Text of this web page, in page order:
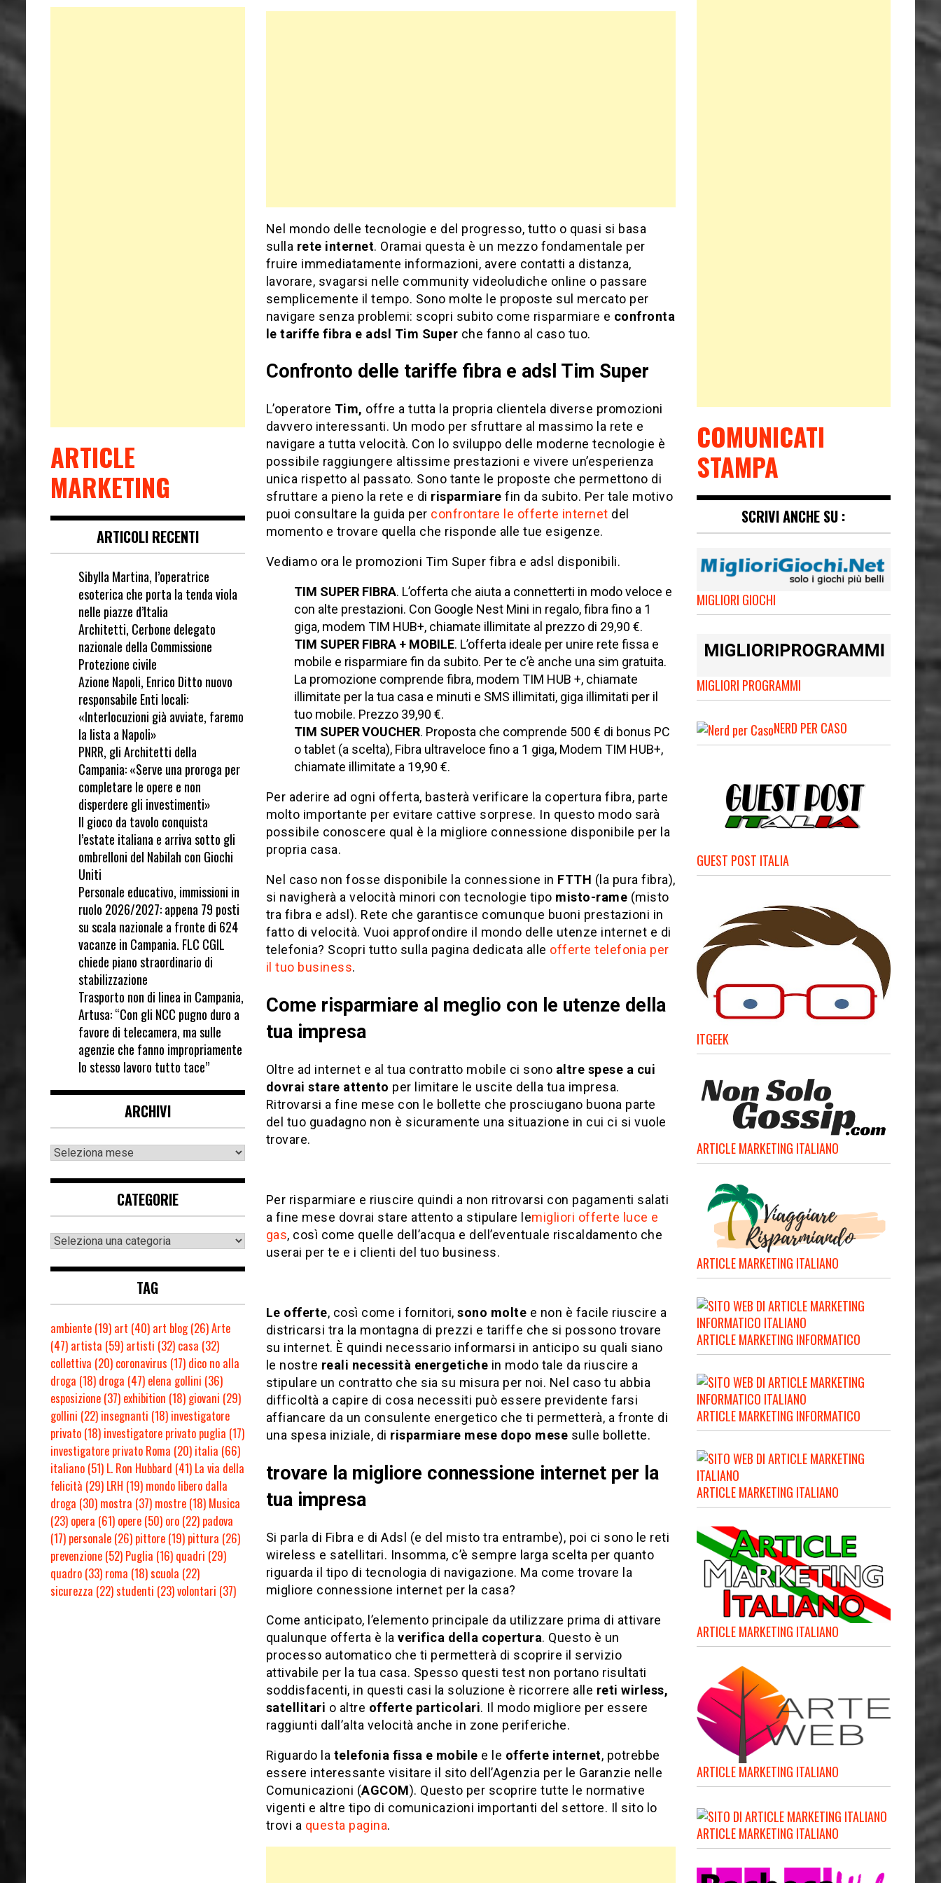
Nel mondo delle tecnologie e del progresso, tutto o quasi si basa
sulla rete internet. Oramai questa è un mezzo fondamentale per
fruire immediatamente informazioni, avere contatti a distanza,
lavorare, svagarsi nelle community videoludiche online o passare
semplicemente il tempo. Sono molte le proposte sul mercato per
navigare senza problemi: scopri subito come risparmiare e confronta
le tariffe fibra e adsl Tim Super che fanno al caso tuo.
Confronto delle tariffe fibra e adsl Tim Super
L’operatore Tim, offre a tutta la propria clientela diverse promozioni
davvero interessanti. Un modo per sfruttare al massimo la rete e
navigare a tutta velocità. Con lo sviluppo delle moderne tecnologie è
possibile raggiungere altissime prestazioni e vivere un’esperienza
unica rispetto al passato. Sono tante le proposte che permettono di
sfruttare a pieno la rete e di risparmiare fin da subito. Per tale motivo
puoi consultare la guida per confrontare le offerte internet del
momento e trovare quella che risponde alle tue esigenze.
Vediamo ora le promozioni Tim Super fibra e adsl disponibili.
TIM SUPER FIBRA. L’offerta che aiuta a connetterti in modo veloce e
con alte prestazioni. Con Google Nest Mini in regalo, fibra fino a 1
giga, modem TIM HUB+, chiamate illimitate al prezzo di 29,90 €.
TIM SUPER FIBRA + MOBILE. L’offerta ideale per unire rete fissa e
mobile e risparmiare fin da subito. Per te c’è anche una sim gratuita.
La promozione comprende fibra, modem TIM HUB +, chiamate
illimitate per la tua casa e minuti e SMS illimitati, giga illimitati per il
tuo mobile. Prezzo 39,90 €.
TIM SUPER VOUCHER. Proposta che comprende 500 € di bonus PC
o tablet (a scelta), Fibra ultraveloce fino a 1 giga, Modem TIM HUB+,
chiamate illimitate a 19,90 €.
Per aderire ad ogni offerta, basterà verificare la copertura fibra, parte
molto importante per evitare cattive sorprese. In questo modo sarà
possibile conoscere qual è la migliore connessione disponibile per la
propria casa.
Nel caso non fosse disponibile la connessione in FTTH (la pura fibra),
si navigherà a velocità minori con tecnologie tipo misto-rame (misto
tra fibra e adsl). Rete che garantisce comunque buoni prestazioni in
fatto di velocità. Vuoi approfondire il mondo delle utenze internet e di
telefonia? Scopri tutto sulla pagina dedicata alle offerte telefonia per
il tuo business.
Come risparmiare al meglio con le utenze della
tua impresa
Oltre ad internet e al tua contratto mobile ci sono altre spese a cui
dovrai stare attento per limitare le uscite della tua impresa.
Ritrovarsi a fine mese con le bollette che prosciugano buona parte
del tuo guadagno non è sicuramente una situazione in cui ci si vuole
trovare.
Per risparmiare e riuscire quindi a non ritrovarsi con pagamenti salati
a fine mese dovrai stare attento a stipulare lemigliori offerte luce e
gas, così come quelle dell’acqua e dell’eventuale riscaldamento che
userai per te e i clienti del tuo business.
Le offerte, così come i fornitori, sono molte e non è facile riuscire a
districarsi tra la montagna di prezzi e tariffe che si possono trovare
su internet. È quindi necessario informarsi in anticipo su quali siano
le nostre reali necessità energetiche in modo tale da riuscire a
stipulare un contratto che sia su misura per noi. Nel caso tu abbia
difficoltà a capire di cosa necessiti può essere previdente farsi
affiancare da un consulente energetico che ti permetterà, a fronte di
una spesa iniziale, di risparmiare mese dopo mese sulle bollette.
trovare la migliore connessione internet per la
tua impresa
Si parla di Fibra e di Adsl (e del misto tra entrambe), poi ci sono le reti
wireless e satellitari. Insomma, c’è sempre larga scelta per quanto
riguarda il tipo di tecnologia di navigazione. Ma come trovare la
migliore connessione internet per la casa?
Come anticipato, l’elemento principale da utilizzare prima di attivare
qualunque offerta è la verifica della copertura. Questo è un
processo automatico che ti permetterà di scoprire il servizio
attivabile per la tua casa. Spesso questi test non portano risultati
soddisfacenti, in questi casi la soluzione è ricorrere alle reti wirless,
satellitari o altre offerte particolari. Il modo migliore per essere
raggiunti dall’alta velocità anche in zone periferiche.
Riguardo la telefonia fissa e mobile e le offerte internet, potrebbe
essere interessante visitare il sito dell’Agenzia per le Garanzie nelle
Comunicazioni (AGCOM). Questo per scoprire tutte le normative
vigenti e altre tipo di comunicazioni importanti del settore. Il sito lo
trovi a questa pagina.
ARTICLE
MARKETING
ARTICOLI RECENTI
Sibylla Martina, l’operatrice
esoterica che porta la tenda viola
nelle piazze d’Italia
Architetti, Cerbone delegato
nazionale della Commissione
Protezione civile
Azione Napoli, Enrico Ditto nuovo
responsabile Enti locali:
«Interlocuzioni già avviate, faremo
la lista a Napoli»
PNRR, gli Architetti della
Campania: «Serve una proroga per
completare le opere e non
disperdere gli investimenti»
Il gioco da tavolo conquista
l’estate italiana e arriva sotto gli
ombrelloni del Nabilah con Giochi
Uniti
Personale educativo, immissioni in
ruolo 2026/2027: appena 79 posti
su scala nazionale a fronte di 624
vacanze in Campania. FLC CGIL
chiede piano straordinario di
stabilizzazione
Trasporto non di linea in Campania,
Artusa: “Con gli NCC pugno duro a
favore di telecamera, ma sulle
agenzie che fanno impropriamente
lo stesso lavoro tutto tace”
ARCHIVI
CATEGORIE
TAG
ambiente (19) art (40) art blog(26)Arte
(47) artista (59) artisti (32) casa (32)
collettiva (20) coronavirus (17) dico no alla
droga (18) droga (47) elena gollini (36)
esposizione (37) exhibition (18) giovani (29)
gollini (22) insegnanti (18) investigatore
privato (18) investigatore privato puglia (17)
investigatore privato Roma (20) italia (66)
italiano (51) L. Ron Hubbard (41) La via della
felicità (29) LRH (19) mondo libero dalla
droga (30) mostra (37) mostre (18) Musica
(23) opera (61) opere (50) oro (22) padova
(17) personale (26) pittore (19) pittura (26)
prevenzione (52) Puglia (16) quadri (29)
quadro (33) roma (18)scuola (22)
sicurezza (22)studenti (23)volontari (37)
COMUNICATI
STAMPA
SCRIVI ANCHE SU :
MIGLIORI GIOCHI
MIGLIORI PROGRAMMI
NERD PER CASO
GUEST POST ITALIA
ITGEEK
ARTICLE MARKETING ITALIANO
ARTICLE MARKETING ITALIANO
ARTICLE MARKETING INFORMATICO
ARTICLE MARKETING INFORMATICO
ARTICLE MARKETING ITALIANO
ARTICLE MARKETING ITALIANO
ARTICLE MARKETING ITALIANO
ARTICLE MARKETING ITALIANO